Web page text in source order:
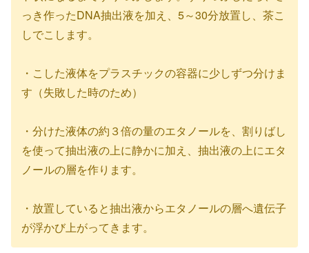
っき作ったDNA抽出液を加え、5～30分放置し、茶こ
しでこします。
・こした液体をプラスチックの容器に少しずつ分けま
す（失敗した時のため）
・分けた液体の約３倍の量のエタノールを、割りばし
を使って抽出液の上に静かに加え、抽出液の上にエタ
ノールの層を作ります。
・放置していると抽出液からエタノールの層へ遺伝子
が浮かび上がってきます。